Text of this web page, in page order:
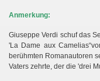
Anmerkung:
Giuseppe Verdi schuf das
'La Dame aux
berühmten Romanautoren
Vaters zehrte, der die 'drei